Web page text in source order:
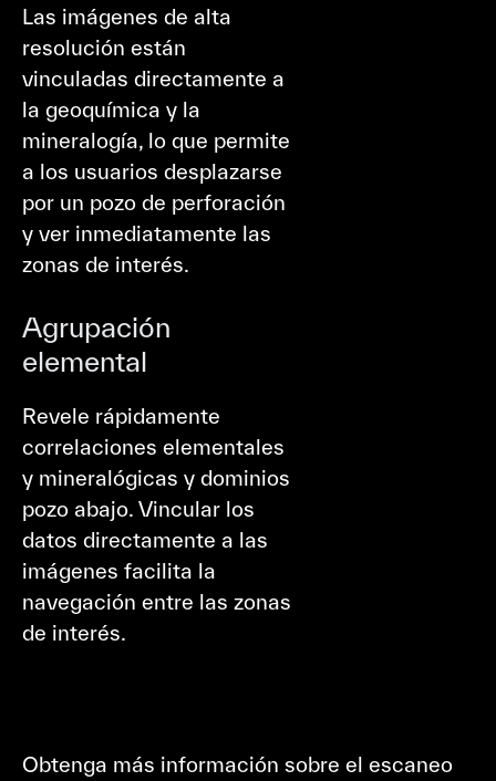
Las imágenes de alta
resolución están
vinculadas directamente a
la geoquímica y la
mineralogía, lo que permite
a los usuarios desplazarse
por un pozo de perforación
y ver inmediatamente las
zonas de interés.
Agrupación
elemental
Revele rápidamente
correlaciones elementales
y mineralógicas y dominios
pozo abajo. Vincular los
datos directamente a las
imágenes facilita la
navegación entre las zonas
de interés.
Obtenga más información sobre el escaneo